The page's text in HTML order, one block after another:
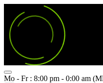
Mo - Fr : 8:00 pm - 0:00 am